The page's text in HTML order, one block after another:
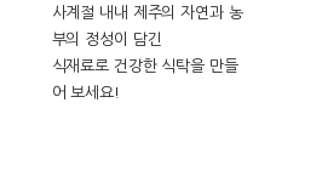
사계절 내내 제주의 자연과 농
부의 정성이 담긴
식재료로 건강한 식탁을 만들
어 보세요!